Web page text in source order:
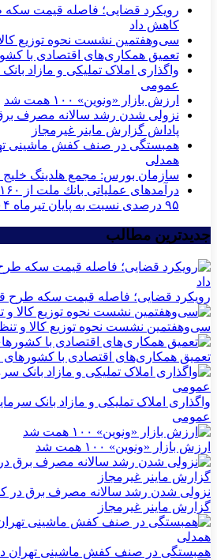
رویکرد قضایی؛ فاصله قیمت سکه
کاهش داد
سی‌و‌هفتمین نشست نحوه توزیع کالا
تعمیق همکاری‌های اقتصادی با
واگذاری املاک تملیکی و مازاد
عمومی
ارزش بازار «ونوین» ۱۰۰ همت شد
نزولی شدن رشد سالانه مصرف
پاداش گزارش ماینر غیرمجاز
همبستگی در صنف کفش ماشینی
همدلی
سازمان بورس: مجمع هلدینگ خلیج
۹۵ درصدی نسبت به پایان تیرماه ۱۴۰۴
جدیدترین مطالب
رویکرد قضایی؛ فاصله قیمت سکه طرح
سی‌و‌هفتمین نشست نحوه توزیع کالا و
تعمیق همکاری‌های اقتصادی با کشورهای
واگذاری املاک تملیکی و مازاد بانک
عمومی
ارزش بازار «ونوین» ۱۰۰ همت شد
نزولی شدن رشد سالانه مصرف برق در
گزارش ماینر غیرمجاز
همبستگی در صنف کفش ماشینی تهران